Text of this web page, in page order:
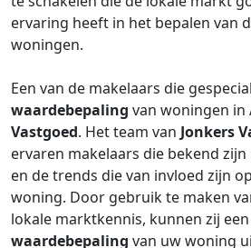
ervaring heeft in het bepalen van
woningen.
Een van de makelaars die
waardebepaling van woningen in
Vastgoed. Het team van Jonkers
ervaren makelaars die bekend
en de trends die van invloed zijn
woning. Door gebruik te maken
lokale marktkennis, kunnen zij
waardebepaling van uw woning